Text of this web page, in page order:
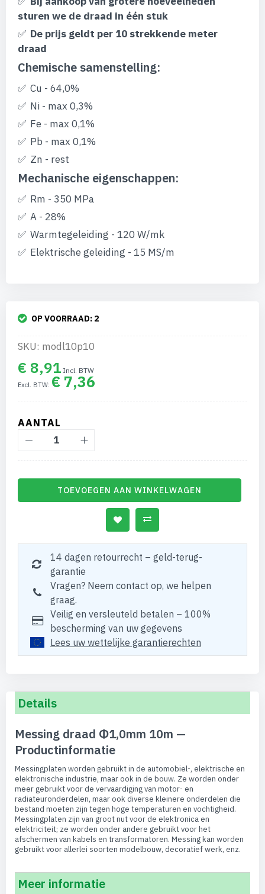
sturen we de draad in één stuk
De prijs geldt per 10 strekkende meter
draad
Chemische samenstelling:
Cu - 64,0%
Ni - max 0,3%
Fe - max 0,1%
Pb - max 0,1%
Zn - rest
Mechanische eigenschappen:
Rm - 350 MPa
A - 28%
Warmtegeleiding - 120 W/mk
Elektrische geleiding - 15 MS/m
OP VOORRAAD: 2
SKU: modl10p10
€ 8,91
€ 7,36
AANTAL
TOEVOEGEN AAN WINKELWAGEN
14 dagen retourrecht – geld-terug-
garantie
Vragen? Neem contact op, we helpen
graag.
Veilig en versleuteld betalen – 100%
bescherming van uw gegevens
Lees uw wettelijke garantierechten
Details
Messing draad Φ1,0mm 10m —
Productinformatie
Messingplaten worden gebruikt in de automobiel-, elektrische en
elektronische industrie, maar ook in de bouw. Ze worden onder
meer gebruikt voor de vervaardiging van motor- en
radiateuronderdelen, maar ook diverse kleinere onderdelen die
bestand moeten zijn tegen hoge temperaturen en vochtigheid.
Messingplaten zijn van groot nut voor de elektronica en
elektriciteit; ze worden onder andere gebruikt voor het
afschermen van kabels en transformatoren. Messing kan worden
gebruikt voor allerlei soorten modelbouw, decoratief werk, enz.
Meer informatie